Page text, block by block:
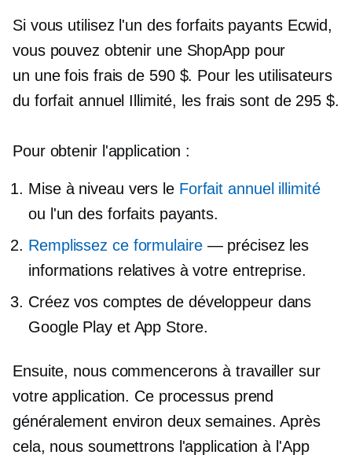
Si vous utilisez l'un des forfaits payants Ecwid,
vous pouvez obtenir une ShopApp pour
un une foisfrais de 590 $. Pour les utilisateurs
du forfait annuel Illimité, les frais sont de 295 $.
Pour obtenir l'application :
Mise à niveau vers le Forfait annuel illimité
ou l'un des forfaits payants.
Remplissez ce formulaire— précisez les
informations relatives à votre entreprise.
Créez vos comptes de développeur dans
Google Play et App Store.
Ensuite, nous commencerons à travailler sur
votre application. Ce processus prend
généralement environ deux semaines. Après
cela, nous soumettrons l'application à l'App